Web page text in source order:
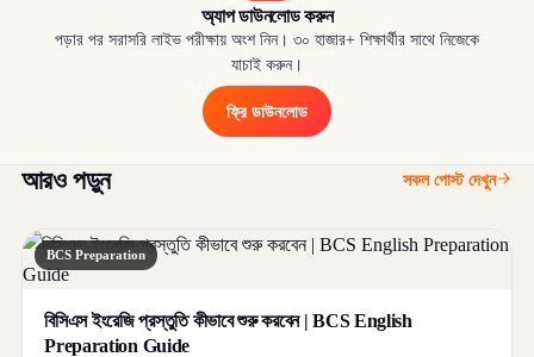
অ্যাপ ডাউনলোড করুন
পড়ার পর সরাসরি লাইভ পরীক্ষায় অংশ নিন। ৩০ হাজার+ শিক্ষার্থীর সাথে নিজেকে
যাচাই করুন।
ফ্রি ডাউনলোড
আরও পড়ুন সকল পোস্ট দেখুন
BCS Preparation
বিসিএস ইংরেজি প্রস্তুতি কীভাবে শুরু করবেন | BCS English
Preparation Guide